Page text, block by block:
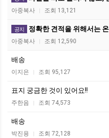
아중복사 조회 13,121
공지 정확한 견적을 위해서는
아중복사 조회 12,590
배송
이지은 조회 95,127
표지 궁금한 것이 있어요!!
주한음 조회 74,573
배송
박진용 조회 72,128